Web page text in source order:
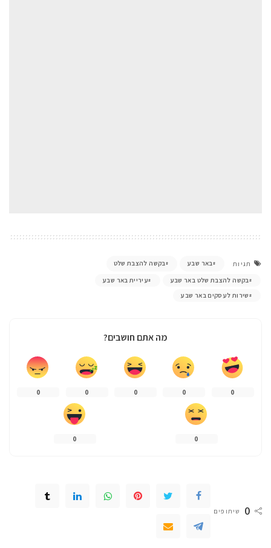
תגיות באר שבע
בקשה להצבת שלט
בקשה להצבת שלט באר שבע
עיריית באר שבע
שירות לעסקים באר שבע
מה אתם חושבים?
0
0
0
0
0
0
0
0 שיתופים